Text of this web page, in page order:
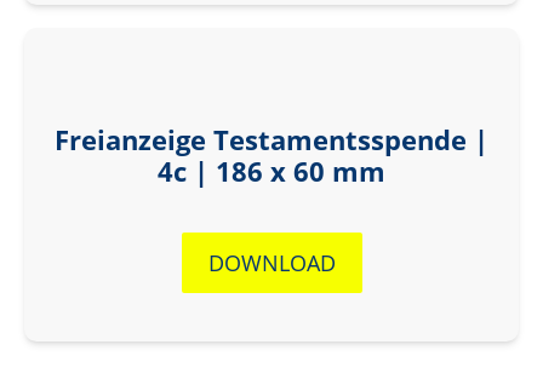
Freianzeige Testamentsspende |
4c | 186 x 60 mm
DOWNLOAD